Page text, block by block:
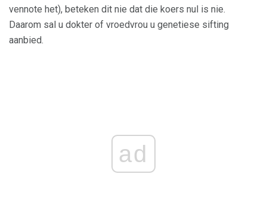
vennote het), beteken dit nie dat die koers nul is nie.
Daarom sal u dokter of vroedvrou u genetiese sifting
aanbied.
ad